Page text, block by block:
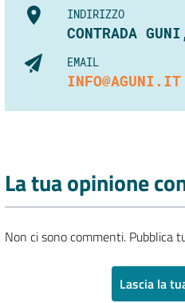
INDIRIZZO
CONTRADA
EMAIL
INFO@AGUNI.IT
La tua opinione
Non ci sono commenti. Pubblica
Lascia la